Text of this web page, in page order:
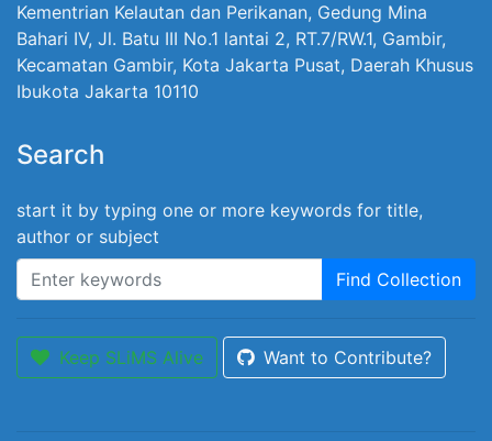
Kementrian Kelautan dan Perikanan, Gedung Mina
Bahari IV, Jl. Batu III No.1 lantai 2, RT.7/RW.1, Gambir,
Kecamatan Gambir, Kota Jakarta Pusat, Daerah Khusus
Ibukota Jakarta 10110
Search
start it by typing one or more keywords for title,
author or subject
Find Collection
Keep SLiMS Alive Want to Contribute?